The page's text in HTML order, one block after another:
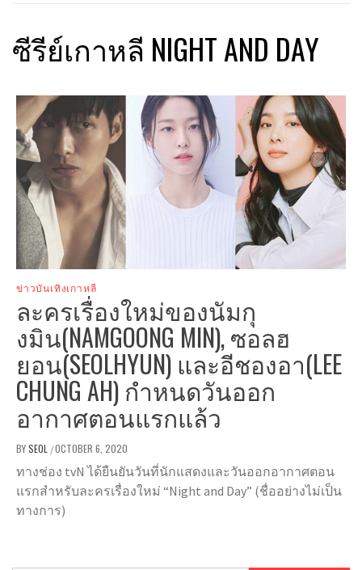
ซีรีย์เกาหลี NIGHT AND DAY
ข่าวบันเทิงเกาหลี
ละครเรื่องใหม่ของนัมกุ
งมิน(NAMGOONG MIN), ซอลฮ
ยอน(SEOLHYUN) และอีชองอา(LEE
CHUNG AH) กำหนดวันออก
อากาศตอนแรกแล้ว
BYSEOL /OCTOBER 6, 2020
ทางช่อง tvN ได้ยืนยันวันที่นักแสดงและวันออกอากาศตอน
แรกสำหรับละครเรื่องใหม่ “Night and Day” (ชื่ออย่างไม่เป็น
ทางการ)